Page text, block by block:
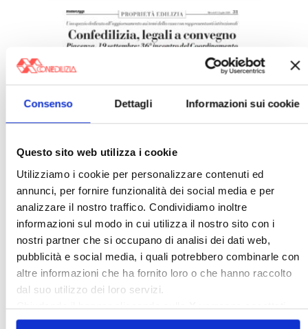
Consenso Dettagli Informazioni sui cookie
Questo sito web utilizza i cookie
Utilizziamo i cookie per personalizzare contenuti ed
annunci, per fornire funzionalità dei social media e per
analizzare il nostro traffico. Condividiamo inoltre
informazioni sul modo in cui utilizza il nostro sito con i
nostri partner che si occupano di analisi dei dati web,
pubblicità e social media, i quali potrebbero combinarle con
altre informazioni che ha fornito loro o che hanno raccolto
dal suo utilizzo dei loro servizi.
Chiudendo il banner cliccando sullaXverranno accettati
solo i cookie necessari.
Italia Oggi – Luglio 2026